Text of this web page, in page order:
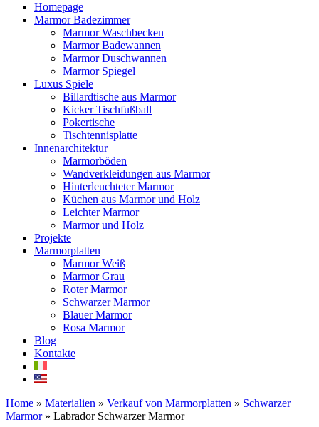
Homepage
Marmor Badezimmer
Marmor Waschbecken
Marmor Badewannen
Marmor Duschwannen
Marmor Spiegel
Luxus Spiele
Billardtische aus Marmor
Kicker Tischfußball
Pokertische
Tischtennisplatte
Innenarchitektur
Marmorböden
Wandverkleidungen aus Marmor
Hinterleuchteter Marmor
Küchen aus Marmor und Holz
Leichter Marmor
Marmor und Holz
Projekte
Marmorplatten
Marmor Weiß
Marmor Grau
Roter Marmor
Schwarzer Marmor
Blauer Marmor
Rosa Marmor
Blog
Kontakte
Home » Materialien » Verkauf von Marmorplatten » Schwarzer
Marmor» Labrador Schwarzer Marmor